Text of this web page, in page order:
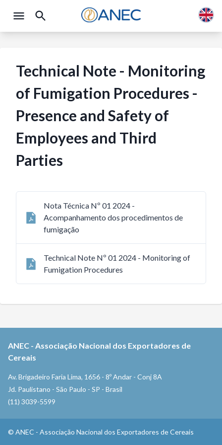
Technical Note - Monitoring
of Fumigation Procedures -
Presence and Safety of
Employees and Third
Parties
Nota Técnica Nº 01 2024 -
Acompanhamento dos procedimentos de
fumigação
Technical Note Nº 01 2024 - Monitoring of
Fumigation Procedures
ANEC - Associação Nacional dos Exportadores de
Cereais
Av. Brigadeiro Faria Lima, 1656 - 8º Andar - Conj 8A
Jd. Paulistano - São Paulo - SP - Brasil
(11) 3039-5599
© ANEC - Associação Nacional dos Exportadores de Cereais